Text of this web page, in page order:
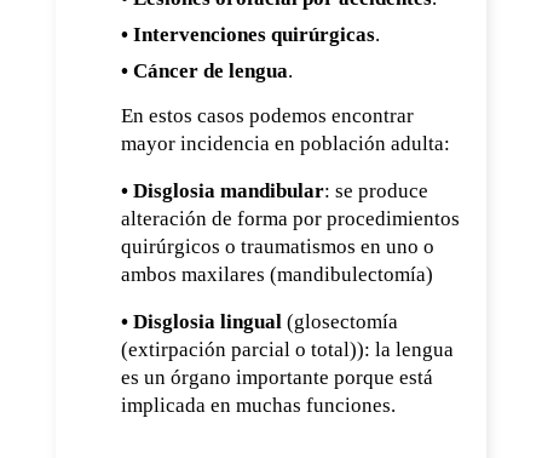
• Intervenciones quirúrgicas.
• Cáncer de lengua.
En estos casos podemos encontrar
mayor incidencia en población adulta:
• Disglosia mandibular: se produce
alteración de forma por procedimientos
quirúrgicos o traumatismos en uno o
ambos maxilares (mandibulectomía)
• Disglosia lingual (glosectomía
(extirpación parcial o total)): la lengua
es un órgano importante porque está
implicada en muchas funciones.